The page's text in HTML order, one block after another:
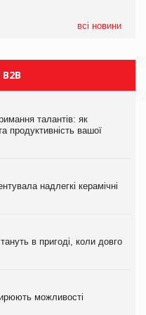
всі новини
вироби на
талантів: як
продуктивність вашої
надлегкі керамічні
в пригоді, коли довго
можливості